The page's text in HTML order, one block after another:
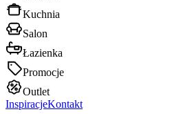
Kuchnia
Salon
Łazienka
Promocje
Outlet
InspiracjeKontakt